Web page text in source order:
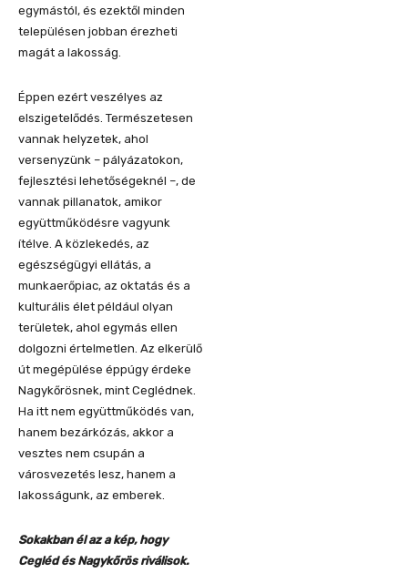
egymástól, és ezektől minden
településen jobban érezheti
magát a lakosság.
Éppen ezért veszélyes az
elszigetelődés. Természetesen
vannak helyzetek, ahol
versenyzünk – pályázatokon,
fejlesztési lehetőségeknél –, de
vannak pillanatok, amikor
együttműködésre vagyunk
ítélve. A közlekedés, az
egészségügyi ellátás, a
munkaerőpiac, az oktatás és a
kulturális élet például olyan
területek, ahol egymás ellen
dolgozni értelmetlen. Az elkerülő
út megépülése éppúgy érdeke
Nagykőrösnek, mint Ceglédnek.
Ha itt nem együttműködés van,
hanem bezárkózás, akkor a
vesztes nem csupán a
városvezetés lesz, hanem a
lakosságunk, az emberek.
Sokakban él az a kép, hogy
Cegléd és Nagykőrös riválisok.